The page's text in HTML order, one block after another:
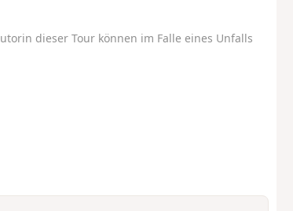
dieser Tour können im Falle eines Unfalls